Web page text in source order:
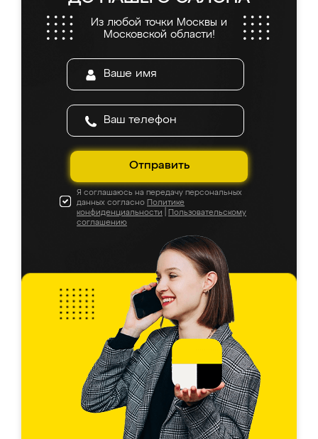
Из любой точки Москвы и
Московской области!
Отправить
Я соглашаюсь на передачу персональных
данных согласно Политике
конфиденциальности
Пользовательскому
соглашению